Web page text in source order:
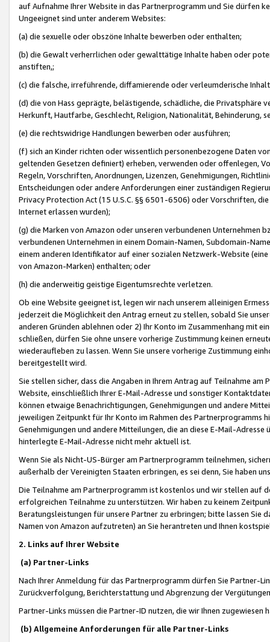
auf Aufnahme Ihrer Website in das Partnerprogramm und Sie dürfen
Ungeeignet sind unter anderem Websites:
(a) die sexuelle oder obszöne Inhalte bewerben oder enthalten;
(b) die Gewalt verherrlichen oder gewalttätige Inhalte haben oder
anstiften,;
(c) die falsche, irreführende, diffamierende oder verleumderische
(d) die von Hass geprägte, belästigende, schädliche, die Privatsphäre
Herkunft, Hautfarbe, Geschlecht, Religion, Nationalität, Behinderung,
(e) die rechtswidrige Handlungen bewerben oder ausführen;
(f) sich an Kinder richten oder wissentlich personenbezogene Daten
geltenden Gesetzen definiert) erheben, verwenden oder offenlegen,
Regeln, Vorschriften, Anordnungen, Lizenzen, Genehmigungen,
Entscheidungen oder andere Anforderungen einer zuständigen
Privacy Protection Act (15 U.S.C. §§ 6501-6506) oder Vorschriften,
Internet erlassen wurden);
(g) die Marken von Amazon oder unseren verbundenen Unternehmen
verbundenen Unternehmen in einem Domain-Namen, Subdomain-
einem anderen Identifikator auf einer sozialen Netzwerk-Website
von Amazon-Marken) enthalten; oder
(h) die anderweitig geistige Eigentumsrechte verletzen.
Ob eine Website geeignet ist, legen wir nach unserem alleinigen
jederzeit die Möglichkeit den Antrag erneut zu stellen, sobald Sie
anderen Gründen ablehnen oder 2) Ihr Konto im Zusammenhang mit
schließen, dürfen Sie ohne unsere vorherige Zustimmung keinen
wiederaufleben zu lassen. Wenn Sie unsere vorherige Zustimmung
bereitgestellt wird.
Sie stellen sicher, dass die Angaben in Ihrem Antrag auf Teilnahme
Website, einschließlich Ihrer E-Mail-Adresse und sonstiger
können etwaige Benachrichtigungen, Genehmigungen und andere
jeweiligen Zeitpunkt für Ihr Konto im Rahmen des Partnerprogramms
Genehmigungen und andere Mitteilungen, die an diese E-Mail-
hinterlegte E-Mail-Adresse nicht mehr aktuell ist.
Wenn Sie als Nicht-US-Bürger am Partnerprogramm teilnehmen,
außerhalb der Vereinigten Staaten erbringen, es sei denn, Sie haben
Die Teilnahme am Partnerprogramm ist kostenlos und wir stellen auf
erfolgreichen Teilnahme zu unterstützen. Wir haben zu keinem
Beratungsleistungen für unsere Partner zu erbringen; bitte lassen Sie
Namen von Amazon aufzutreten) an Sie herantreten und Ihnen
2. Links auf Ihrer Website
(a) Partner-Links
Nach Ihrer Anmeldung für das Partnerprogramm dürfen Sie Partner-
Zurückverfolgung, Berichterstattung und Abgrenzung der
Partner-Links müssen die Partner-ID nutzen, die wir Ihnen zugewiesen
(b) Allgemeine Anforderungen für alle Partner-Links